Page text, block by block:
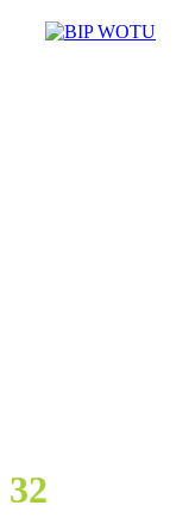
32